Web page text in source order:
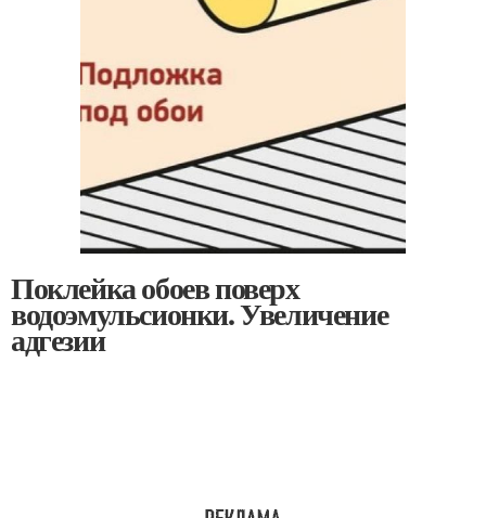
Поклейка обоев поверх
водоэмульсионки. Увеличение
адгезии